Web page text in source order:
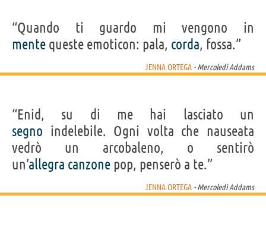
“Quando ti guardo mi vengono in
mente queste emoticon: pala, corda, fossa.”
JENNA ORTEGA - Mercoledì Addams
“Enid, su di me hai lasciato un
segno indelebile. Ogni volta che nauseata
vedrò un arcobaleno, o sentirò
un’allegra canzone pop, penserò a te.”
JENNA ORTEGA - Mercoledì Addams